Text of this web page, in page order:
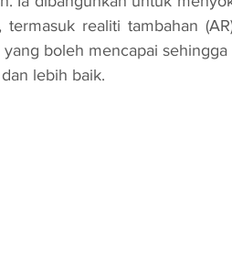
termasuk realiti tambahan
boleh mencapai
lebih baik.